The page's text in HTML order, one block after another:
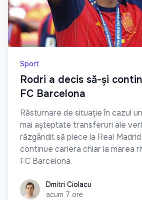
Sport
Rodri a decis să-și
FC Barcelona
Răsturnare de situație în cazul
mai așteptate transferuri ale
răzgândit să plece la Real
continue cariera chiar la marea
FC Barcelona.
Dmitri Ciolacu
Dmitri Ciolacu
acum 7 ore